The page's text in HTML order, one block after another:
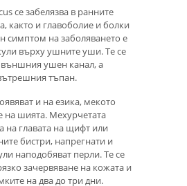
се забелязва в ранните
както и главоболие и болки
симптом на заболяването е
върху ушните уши. Те се
външния ушен канал, а
тъпан.
и на езика, мекото
на шията. Мехурчетата
на главата на щифт или
бистри, напрегнати и
наподобяват перли. Те се
зачервяване на кожата и
на два до три дни.